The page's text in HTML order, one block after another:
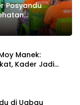
Posyandu
Manek:
Kader Jadi
di Uabau